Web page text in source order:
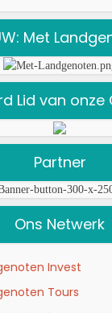
Met
Lid van onze
Partner
Ons Netwerk
Invest
Tours